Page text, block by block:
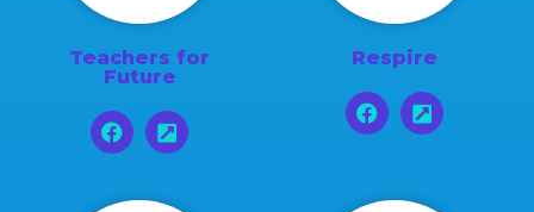
Teachers for
Future
Respire